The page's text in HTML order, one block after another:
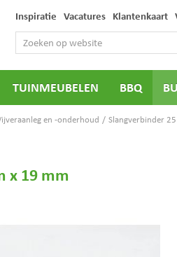
en -onderhoud Slangverbinder
Inspiratie Vacatures Klantenkaart
TUINMEUBELEN BBQ
x 19 mm